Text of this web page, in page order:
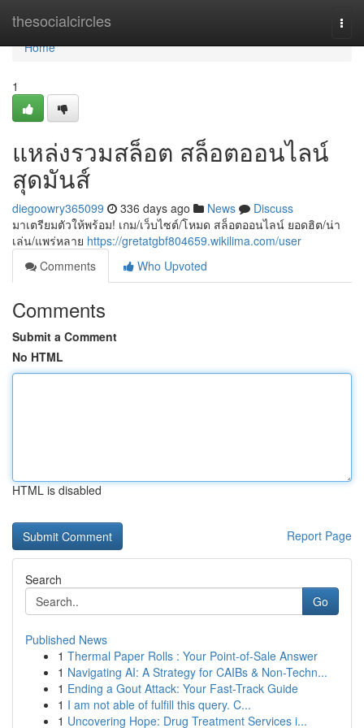
thesocialcircles
Home
Home
1
แหล่งรวมสล็อต สล็อตออนไลน์
สุดมันส์
diegoowry365099 336 days ago News
Discuss
มาเตรียมตัวให้พร้อม! เกม/เว็บไซต์/โหมด สล็อตออนไลน์ ยอดฮิต/น่า
เล่น/แพร่หลาย https://gretatgbf804659.wikilima.com/user
Comments
Who Upvoted
Comments
Submit a Comment
No HTML
HTML is disabled
Report Page
Search
Go
Published News
1 Thermal Paper Rolls : Your Point-of-Sale Answer
1 Navigating AI: A Strategy for CAIBs & Non-Techn...
1 Ending a Gout Attack: Your Fast-Track Guide
1 I am not able of fulfill this query. C...
1 Uncovering Hope: Drug Treatment Services i...